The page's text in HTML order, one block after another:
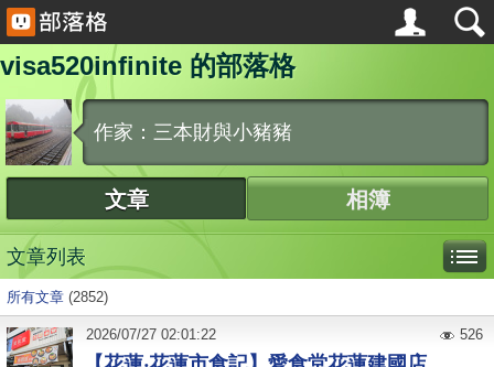
visa520infinite 的部落格
作家：三本財與小豬豬
文章 相簿
文章列表
所有文章 (2852)
2026/07/27 02:01:22 526